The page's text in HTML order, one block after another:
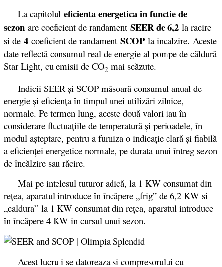
La capitolul eficienta energetica in functie de
sezon are coeficient de randament SEER de 6,2 la racire
si de 4 coeficient de randament SCOP la incalzire. Aceste
date reflectă consumul real de energie al pompe de căldură
Star Light, cu emisii de CO2 mai scăzute.
Indicii SEER şi SCOP măsoară consumul anual de
energie şi eficienţa în timpul unei utilizări zilnice,
normale. Pe termen lung, aceste două valori iau în
considerare fluctuaţiile de temperatură şi perioadele, în
modul aşteptare, pentru a furniza o indicaţie clară şi fiabilă
a eficienţei energetice normale, pe durata unui întreg sezon
de încălzire sau răcire.
Mai pe intelesul tuturor adică, la 1 KW consumat din
reţea, aparatul introduce în încăpere „frig” de 6,2 KW si
„caldura” la 1 KW consumat din reţea, aparatul introduce
în încăpere 4 KW in cursul unui sezon.
Acest lucru i se datoreaza si compresorului cu